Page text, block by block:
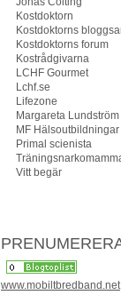
Kostdoktorn
Kostdoktorns
Kostdoktorns forum
Kostrådgivarna
LCHF Gourmet
Lchf.se
Lifezone
Margareta Lundström
MF Hälsoutbildningar
Primal scienista
Vitt begär
www.mobiltbredband.net